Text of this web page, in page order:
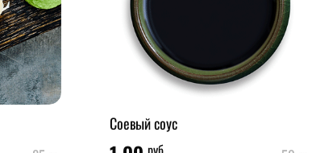
Соевый соус